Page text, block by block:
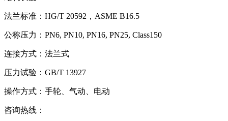
法兰标准：HG/T 20592，ASME B16.5
公称压力：PN6, PN10, PN16, PN25, Class150
连接方式：法兰式
压力试验：GB/T 13927
操作方式：手轮、气动、电动
咨询热线：